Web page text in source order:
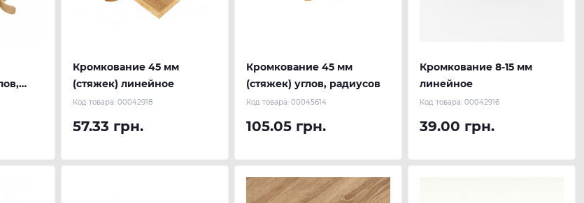
Кромкование 45 мм
(стяжек) линейное
Код товара: 00042918
57.33 грн.
Кромкование 45 мм
(стяжек) углов, радиусов
Код товара: 00045614
105.05 грн.
Кромкование 8-15 мм
линейное
Код товара: 00042916
39.00 грн.